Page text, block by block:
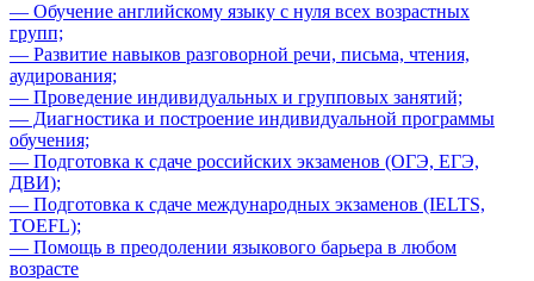
— Обучение английскому языку с нуля всех возрастных
групп;
— Развитие навыков разговорной речи, письма, чтения,
аудирования;
— Проведение индивидуальных и групповых занятий;
— Диагностика и построение индивидуальной программы
обучения;
— Подготовка к сдаче российских экзаменов (ОГЭ, ЕГЭ,
ДВИ);
— Подготовка к сдаче международных экзаменов (IELTS,
TOEFL);
— Помощь в преодолении языкового барьера в любом
возрасте